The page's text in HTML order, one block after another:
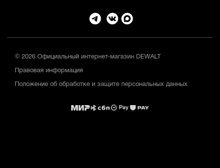
© 2026 Официальный интернет-магазин DEWALT
Правовая информация
Положение об обработке и защите персональных данных